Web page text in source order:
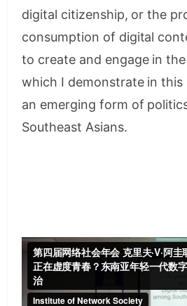
digital citizenship, or the
consumption of digital
to create and engage in
which I demonstrate in this
an emerging form of
Southeast Asians.